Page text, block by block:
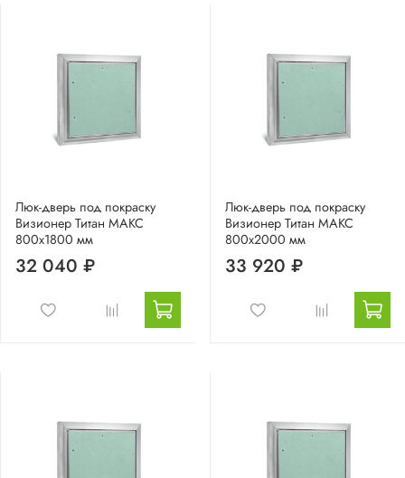
Люк-дверь под покраску
Визионер Титан МАКС
800х1800 мм
32 040 ₽
Люк-дверь под покраску
Визионер Титан МАКС
800х2000 мм
33 920 ₽